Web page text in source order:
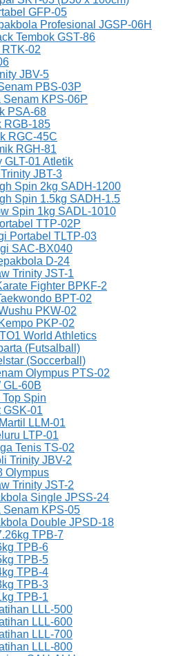
GFP-05
Profesional JGSP-06H
Tembok GST-86
RTK-02
JBV-5
PBS-03P
KPS-06P
PSA-68
RGB-185
RGC-45C
RGH-81
GLT-01 Atletik
JBT-3
Spin 2kg SADH-1200
Spin 1.5kg SADH-1.5
Spin 1kg SADL-1010
TTP-02P
Portabel TLTP-03
SAC-BX040
D-24
Trinity JST-1
Fighter BPKF-2
BPT-02
PKW-02
PKP-02
World Athletics
(Futsalball)
(Soccerball)
Olympus PTS-02
GL-60B
Spin
GSK-01
LLM-01
LTP-01
Tenis TS-02
Trinity JBV-2
Olympus
Trinity JST-2
Single JPSS-24
Senam KPS-05
Double JPSD-18
TPB-7
TPB-6
TPB-5
TPB-4
TPB-3
TPB-1
LLL-500
LLL-600
LLL-700
LLL-800